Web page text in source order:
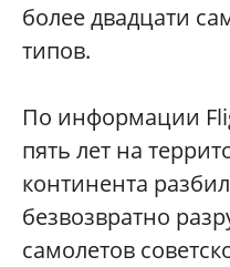
более двадцати
типов.
По информации
пять лет на
континента
безвозвратно
самолетов